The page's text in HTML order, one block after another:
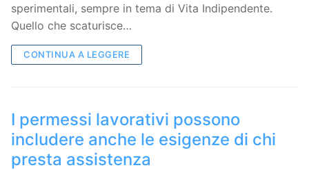
sperimentali, sempre in tema di Vita Indipendente.
Quello che scaturisce…
CONTINUA A LEGGERE
I permessi lavorativi possono
includere anche le esigenze di chi
presta assistenza